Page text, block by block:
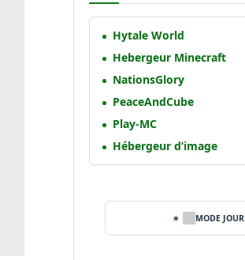
Hytale World
Hebergeur Minecraft
NationsGlory
PeaceAndCube
Play-MC
Hébergeur d’image
MODE JOUR